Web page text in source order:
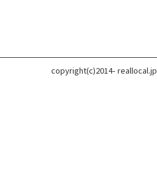
copyright(c)2014- reallocal.jp